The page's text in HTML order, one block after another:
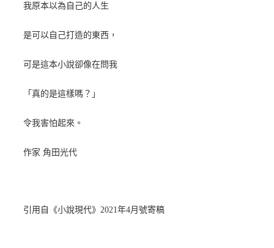
我原本以為自己的人生
是可以自己打造的東西，
可是這本小說卻像在問我
「真的是這樣嗎？」
令我害怕起來。
作家 角田光代
引用自《小說現代》2021年4月號寄稿